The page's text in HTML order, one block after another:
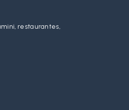
restaurantes,